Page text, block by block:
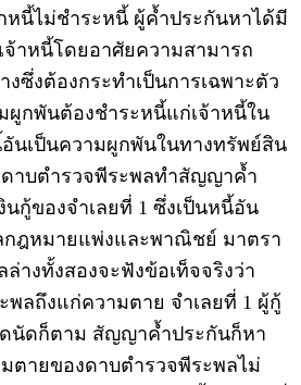
หนี้ไม่ชำระหนี้ ผู้ค้ำประกันหาได้มี
าหนี้โดยอาศัยความสามารถ
ซึ่งต้องกระทำเป็นการเฉพาะตัว
ผูกพันต้องชำระหนี้แก่เจ้าหนี้ใน
นเป็นความผูกพันในทางทรัพย์สิน
ดาบตำรวจพีระพลทำสัญญาค้ำ
นกู้ของจำเลยที่ 1 ซึ่งเป็นหนี้อัน
ฎหมายแพ่งและพาณิชย์ มาตรา
างทั้งสองจะฟังข้อเท็จจริงว่า
ลถึงแก่ความตาย จำเลยที่ 1 ผู้กู้
นัดก็ตาม สัญญาค้ำประกันก็หา
มตายของดาบตำรวจพีระพลไม่